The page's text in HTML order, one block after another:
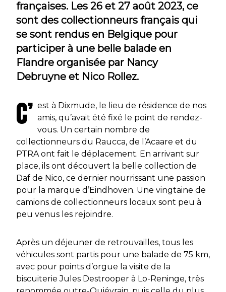
françaises. Les 26 et 27 août 2023, ce
sont des collectionneurs français qui
se sont rendus en Belgique pour
participer à une belle balade en
Flandre organisée par Nancy
Debruyne et Nico Rollez.
C’ est à Dixmude, le lieu de résidence de nos
amis, qu’avait été fixé le point de rendez-
vous. Un certain nombre de
collectionneurs du Raucca, de l’Acaare et du
PTRA ont fait le déplacement. En arrivant sur
place, ils ont découvert la belle collection de
Daf de Nico, ce dernier nourrissant une passion
pour la marque d’Eindhoven. Une vingtaine de
camions de collectionneurs locaux sont peu à
peu venus les rejoindre.
Après un déjeuner de retrouvailles, tous les
véhicules sont partis pour une balade de 75 km,
avec pour points d’orgue la visite de la
biscuiterie Jules Destrooper à Lo-Reninge, très